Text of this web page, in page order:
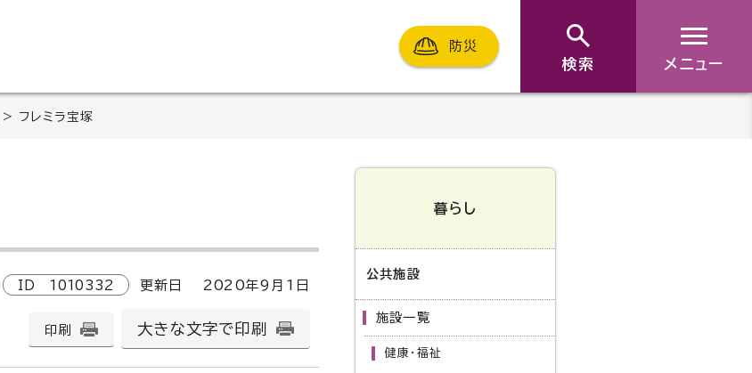
防災
検索 メニュー
> フレミラ宝塚
ID 1010332 更新日 2020年9月1日
印刷 大きな文字で印刷
暮らし
公共施設
施設一覧
健康・福祉